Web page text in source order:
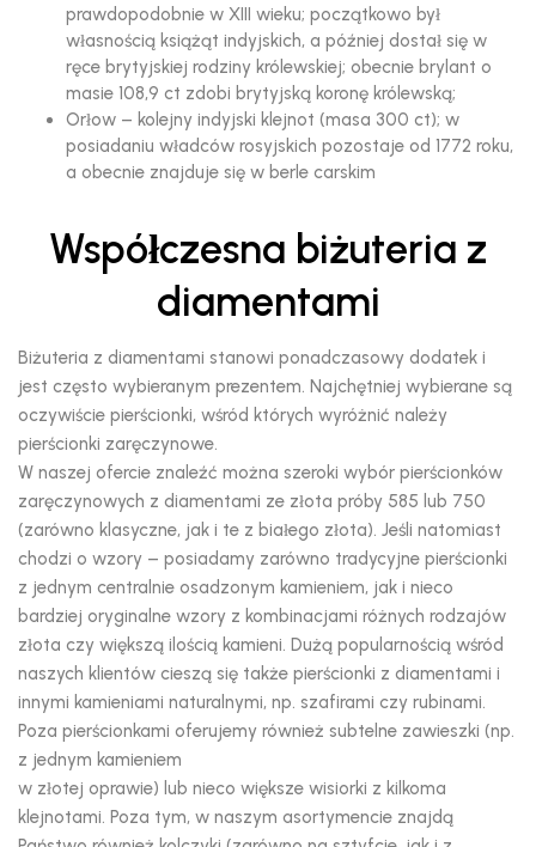
prawdopodobnie w XIII wieku; początkowo był
własnością książąt indyjskich, a później dostał się w
ręce brytyjskiej rodziny królewskiej; obecnie brylant o
masie 108,9 ct zdobi brytyjską koronę królewską;
Orłow – kolejny indyjski klejnot (masa 300 ct); w
posiadaniu władców rosyjskich pozostaje od 1772 roku,
a obecnie znajduje się w berle carskim
Współczesna biżuteria z
diamentami
Biżuteria z diamentami stanowi ponadczasowy dodatek i
jest często wybieranym prezentem. Najchętniej wybierane są
oczywiście pierścionki, wśród których wyróżnić należy
pierścionki zaręczynowe.
W naszej ofercie znaleźć można szeroki wybór pierścionków
zaręczynowych z diamentami ze złota próby 585 lub 750
(zarówno klasyczne, jak i te z białego złota). Jeśli natomiast
chodzi o wzory – posiadamy zarówno tradycyjne pierścionki
z jednym centralnie osadzonym kamieniem, jak i nieco
bardziej oryginalne wzory z kombinacjami różnych rodzajów
złota czy większą ilością kamieni. Dużą popularnością wśród
naszych klientów cieszą się także pierścionki z diamentami i
innymi kamieniami naturalnymi, np. szafirami czy rubinami.
Poza pierścionkami oferujemy również subtelne zawieszki (np.
z jednym kamieniem
w złotej oprawie) lub nieco większe wisiorki z kilkoma
klejnotami. Poza tym, w naszym asortymencie znajdą